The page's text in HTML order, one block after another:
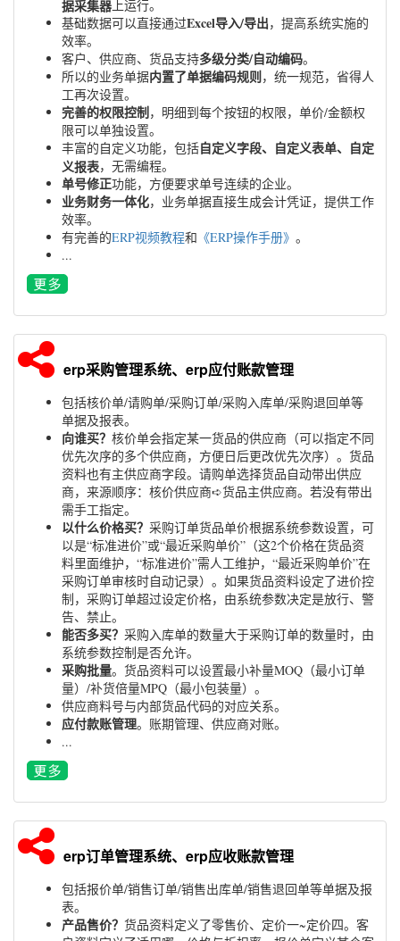
据采集器上运行。
基础数据可以直接通过Excel导入/导出，提高系统实施的
效率。
客户、供应商、货品支持多级分类/自动编码。
所以的业务单据内置了单据编码规则，统一规范，省得人
工再次设置。
完善的权限控制，明细到每个按钮的权限，单价/金额权
限可以单独设置。
丰富的自定义功能，包括自定义字段、自定义表单、自定
义报表，无需编程。
单号修正功能，方便要求单号连续的企业。
业务财务一体化，业务单据直接生成会计凭证，提供工作
效率。
有完善的ERP视频教程和 《ERP操作手册》 。
...
erp采购管理系统、erp应付账款管理
包括核价单/请购单/采购订单/采购入库单/采购退回单等
单据及报表。
向谁买？ 核价单会指定某一货品的供应商（可以指定不同
优先次序的多个供应商，方便日后更改优先次序）。货品
资料也有主供应商字段。请购单选择货品自动带出供应
商，来源顺序：核价供应商➪货品主供应商。若没有带出
需手工指定。
以什么价格买？ 采购订单货品单价根据系统参数设置，可
以是“标准进价”或“最近采购单价”（这2个价格在货品资
料里面维护，“标准进价”需人工维护，“最近采购单价”在
采购订单审核时自动记录）。如果货品资料设定了进价控
制，采购订单超过设定价格，由系统参数决定是放行、警
告、禁止。
能否多买？ 采购入库单的数量大于采购订单的数量时，由
系统参数控制是否允许。
采购批量。货品资料可以设置最小补量MOQ（最小订单
量）/补货倍量MPQ（最小包装量）。
供应商料号与内部货品代码的对应关系。
应付款账管理。账期管理、供应商对账。
...
erp订单管理系统、erp应收账款管理
包括报价单/销售订单/销售出库单/销售退回单等单据及报
表。
产品售价？ 货品资料定义了零售价、定价一~定价四。客